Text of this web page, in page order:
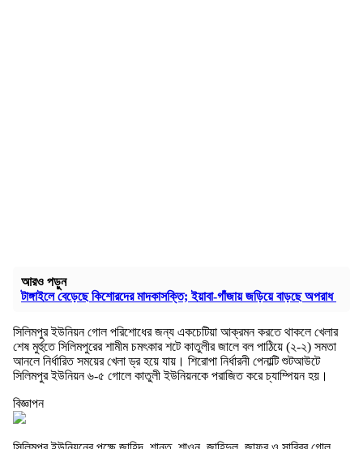
আরও পড়ুন
টাঙ্গাইলে বেড়েছে কিশোরদের মাদকাসক্তি; ইয়াবা-গাঁজায় জড়িয়ে বাড়ছে অপরাধ
সিলিমপুর ইউনিয়ন গোল পরিশোধের জন্য একচেটিয়া আক্রমন করতে থাকলে খেলার
শেষ মুর্হুতে সিলিমপুরের শামীম চমৎকার শটে কাতুলীর জালে বল পাঠিয়ে (২-২) সমতা
আনলে নির্ধারিত সময়ের খেলা ড্র হয়ে যায়। শিরোপা নির্ধারনী পেনাল্টি শুটআউটে
সিলিমপুর ইউনিয়ন ৬-৫ গোলে কাতুলী ইউনিয়নকে পরাজিত করে চ্যাম্পিয়ন হয়।
বিজ্ঞাপন